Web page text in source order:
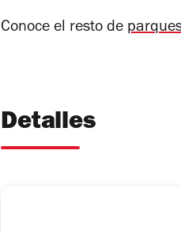
Conoce el resto de
Detalles